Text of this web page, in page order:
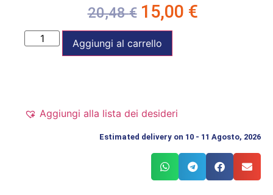
20,48€ 15,00 €
Aggiungi al carrello
Aggiungi alla lista dei desideri
Estimated delivery on 10 - 11 Agosto, 2026